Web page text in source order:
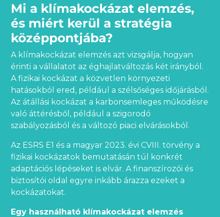
Mi a klímakockázat elemzés,
és miért kerül a stratégia
középpontjába?
A klímakockázat elemzés azt vizsgálja, hogyan
érinti a vállalatot az éghajlatváltozás két irányból.
A fizikai kockázat a közvetlen környezeti
hatásokból ered, például a szélsőséges időjárásból.
Az átállási kockázat a karbonsemleges működésre
való áttérésből, például a szigorodó
szabályozásból és a változó piaci elvárásokból.
Az ESRS E1 és a magyar 2023. évi CVIII. törvény a
fizikai kockázatok bemutatásán túl konkrét
adaptációs lépéseket is elvár. A finanszírozói és
biztosítói oldal egyre inkább árazza ezeket a
kockázatokat.
Egy használható klímakockázat elemzés